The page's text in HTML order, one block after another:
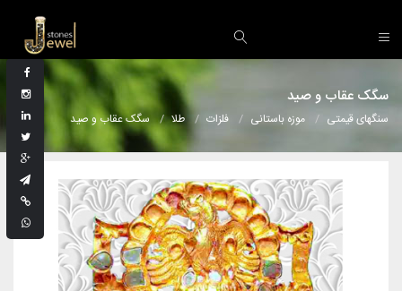
سگک عقاب و صید
سنگهای قیمتی موزه باستانی فلزات طلا سگک عقاب و صید